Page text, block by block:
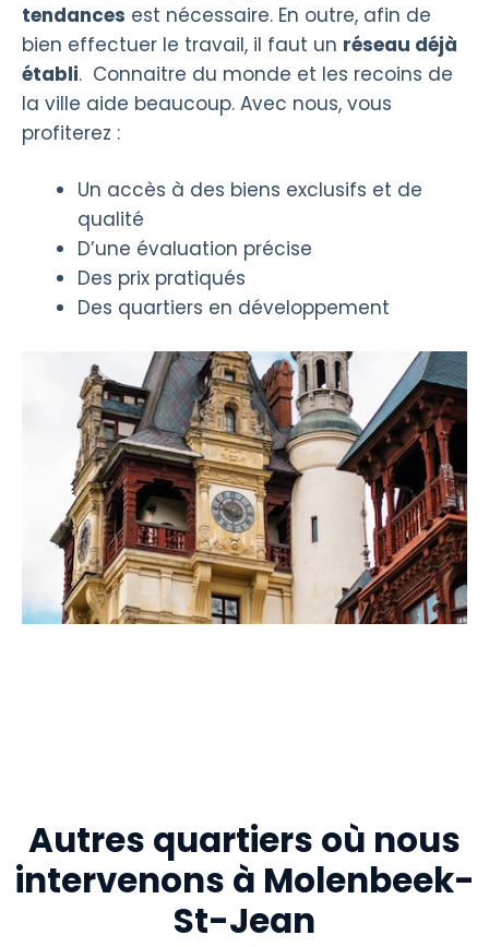
tendances est nécessaire. En outre, afin de
bien effectuer le travail, il faut un réseau déjà
établi. Connaitre du monde et les recoins de
la ville aide beaucoup. Avec nous, vous
profiterez :
Un accès à des biens exclusifs et de
qualité
D’une évaluation précise
Des prix pratiqués
Des quartiers en développement
Autres quartiers où nous
intervenons à Molenbeek-
St-Jean